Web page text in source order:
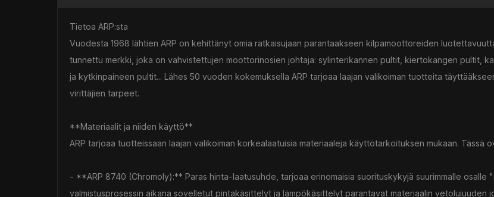
Tietoa ARP:sta
Vuodesta 1968 lähtien ARP on kehittänyt omia ratkaisujaan parantaakseen kilpamoottoreiden
tunnettu merkki, joka on vahvistettujen moottorinosien johtaja: sylinterikannen pultit, kiertokangen pultit,
ja kytkinpaineen pultit... Lähes 50 vuoden kokemuksella ARP tarjoaa laajan valikoiman tuotteita
virittäjien tarpeet.
**Materiaalit ja niiden käyttö**
ARP tarjoaa tuotteissaan laajan valikoiman korkealaatuisia materiaaleja käyttötarkoituksen mukaan. Tässä
- **ARP 8740 (Chromoly):** Paras hinta-laatusuhde, tarjoaa erinomaisia suorituskykyjä suurimmalle osalle
valmistusprosessin aikana sovelletut pintakäsittelyt ja lämpökäsittelyt parantavat materiaalin vetolujuuden